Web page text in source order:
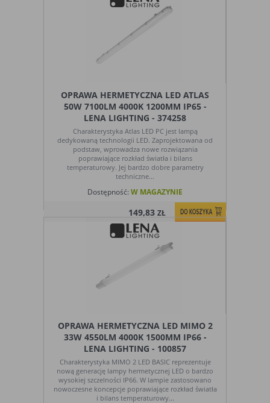
OPRAWA HERMETYCZNA LED ATLAS
50W 7100LM 4000K 1200MM IP65 -
LENA LIGHTING - 374258
Charakterystyka Atlas LED PC jest lampą
dedykowaną technologii LED. Zaprojektowana od
podstaw, wprowadza nowe rozwiązania
poprawiające rozkład światła i bilans
temperaturowy. Jej bardzo dobre parametry
techniczne...
Dostępność: W MAGAZYNIE
149,83ZŁ
OPRAWA HERMETYCZNA LED MIMO 2
33W 4550LM 4000K 1500MM IP66 -
LENA LIGHTING - 100857
Charakterystyka MIMO 2 LED BASIC reprezentuje
nową generację lampy hermetycznej LED o bardzo
wysokiej szczelności IP66. W lampie zastosowano
nowoczesne koncepcje poprawiające rozkład światła
i bilans temperaturowy...